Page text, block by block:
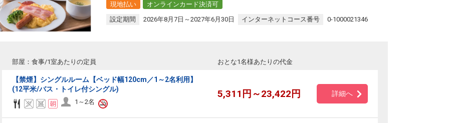
現地払い
オンラインカード決済可
設定期間
2026年8月7日～2027年6月30日 インターネットコース番号 0-1000021346
部屋：食事/1室あたりの定員 おとな1名様あたりの代金
【禁煙】シングルルーム【ベッド幅120cm／1～2名利用】
(12平米/バス・トイレ付シングル)
1～2名
5,311円～23,422円 詳細へ